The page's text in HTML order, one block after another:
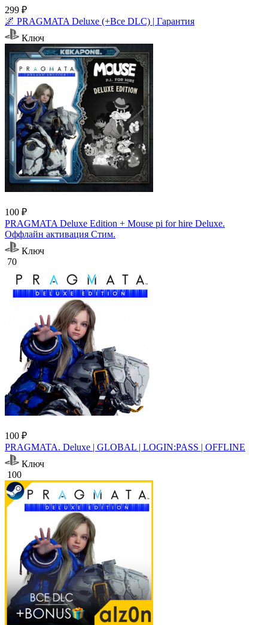
299 ₽
🌌 PRAGMATA Deluxe (+Все DLC) | Гарантия
Ключ
100 ₽
PRAGMATA Deluxe Edition + Mouse pi for hire Deluxe.
Оффлайн активация Cтим.
Ключ
70
100 ₽
PRAGMATA. Deluxe | GLOBAL | LOGIN:PASS | OFFLINE
Ключ
100